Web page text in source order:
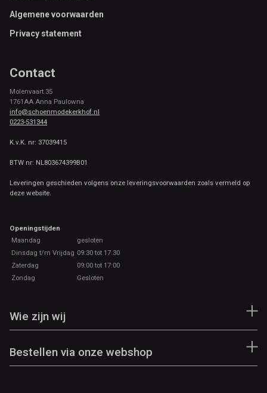
Algemene voorwaarden
Privacy statement
Contact
Molenvaart 35
1761AA Anna Paulowna
info@schoenmodekerkhof.nl
0223-531344
K.v.K. nr: 37039415
BTW nr: NL803674399B01
Leveringen geschieden volgens onze leveringsvoorwaarden zoals vermeld op
deze website.
Openingstijden
Maandag
gesloten
Dinsdag t/m Vrijdag 09:30 tot 17.30
Zaterdag
09:00 tot 17:00
Zondag
Gesloten
Wie zijn wij
Bestellen via onze webshop